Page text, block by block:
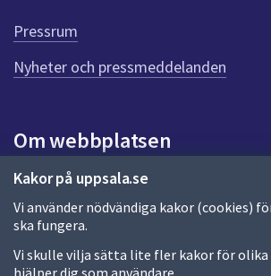
Kakor på uppsala.se
Vi använder nödvändiga kakor (cookies)
ska fungera.
Vi skulle vilja sätta lite fler kakor för
hjälper dig som användare.
e
n
n
a
d
a
Pressrum
Nyheter och pressmeddelanden
Om webbplatsen
Om webbplatsen
Allmänna handlingar och diarium
Behandling av personuppgifter